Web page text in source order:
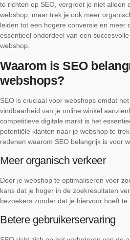
te richten op SEO, vergroot je niet alleen
webshop, maar trek je ook meer
leiden tot een hogere conversie en meer
essentieel onderdeel van een
webshop.
Waarom is SEO
webshops?
SEO is cruciaal voor webshops omdat
vindbaarheid van je online winkel
competitieve digitale markt is het
potentiële klanten naar je webshop te
redenen waarom SEO belangrijk is voor
Meer organisch verkeer
Door je webshop te optimaliseren voor
kans dat je hoger in de zoekresultaten
bezoekers zonder dat je hiervoor hoeft te
Betere gebruikerservaring